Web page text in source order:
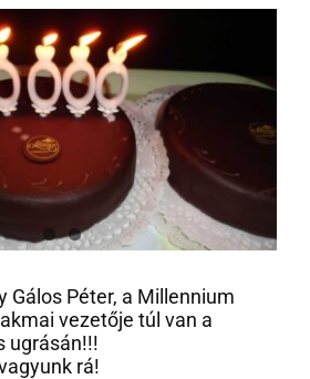
Gálos Péter, a Millennium
vezetője túl van a
ugrásán!!!
rá!